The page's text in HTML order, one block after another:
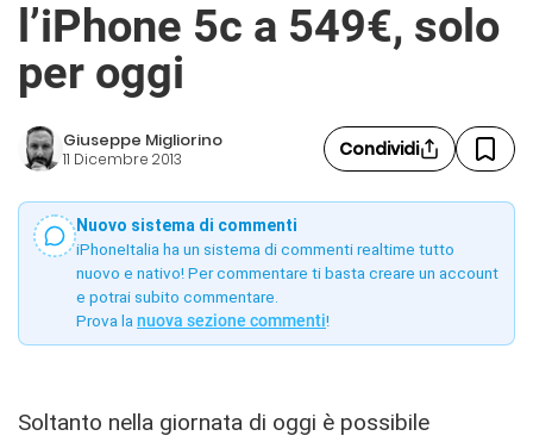
l’iPhone 5c a 549€, solo
per oggi
Giuseppe Migliorino
11 Dicembre 2013 Condividi
Nuovo sistema di commenti
iPhoneItalia ha un sistema di commenti realtime tutto
nuovo e nativo! Per commentare ti basta creare un account
e potrai subito commentare.
Prova la nuova sezione commenti!
Soltanto nella giornata di oggi è possibile